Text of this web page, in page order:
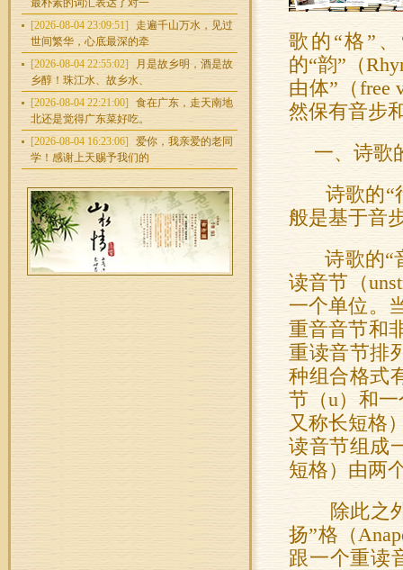
最朴素的词汇表达了对一
[2026-08-04 23:09:51]
走遍千山万水，见过
世间繁华，心底最深的牵
[2026-08-04 22:55:02]
月是故乡明，酒是故
乡醇！珠江水、故乡水、
[2026-08-04 22:21:00]
食在广东，走天南地
北还是觉得广东菜好吃。
[2026-08-04 16:23:06]
爱你，我亲爱的老同
学！感谢上天赐予我们的
歌的“格”
的“韵”（
由体”（free
然保有音步
一、诗歌
诗歌的“
般是基于音
诗歌的“
读音节（
一个单位。
重音音节和
重读音节排
种组合格式
节（u）和一
又称长短格
读音节组成
短格）由两
除此之
扬”格（
跟一个重读